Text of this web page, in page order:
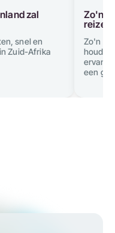
zal
snel en
Zuid-Afrika
Zo'n
reizen
Zo'n
houden
ervan.
een